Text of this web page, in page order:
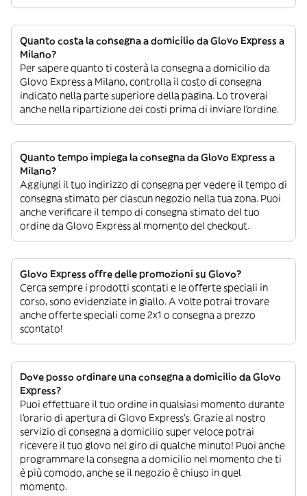
Quanto costa la consegna a domicilio da Glovo Express a
Milano?
Per sapere quanto ti costerà la consegna a domicilio da
Glovo Express a Milano, controlla il costo di consegna
indicato nella parte superiore della pagina. Lo troverai
anche nella ripartizione dei costi prima di inviare l’ordine.
Quanto tempo impiega la consegna da Glovo Express a
Milano?
Aggiungi il tuo indirizzo di consegna per vedere il tempo di
consegna stimato per ciascun negozio nella tua zona. Puoi
anche verificare il tempo di consegna stimato del tuo
ordine da Glovo Express al momento del checkout.
Glovo Express offre delle promozioni su Glovo?
Cerca sempre i prodotti scontati e le offerte speciali in
corso, sono evidenziate in giallo. A volte potrai trovare
anche offerte speciali come 2x1 o consegna a prezzo
scontato!
Dove posso ordinare una consegna a domicilio da Glovo
Express?
Puoi effettuare il tuo ordine in qualsiasi momento durante
l’orario di apertura di Glovo Express’s. Grazie al nostro
servizio di consegna a domicilio super veloce potrai
ricevere il tuo glovo nel giro di qualche minuto! Puoi anche
programmare la consegna a domicilio nel momento che ti
è più comodo, anche se il negozio è chiuso in quel
momento.